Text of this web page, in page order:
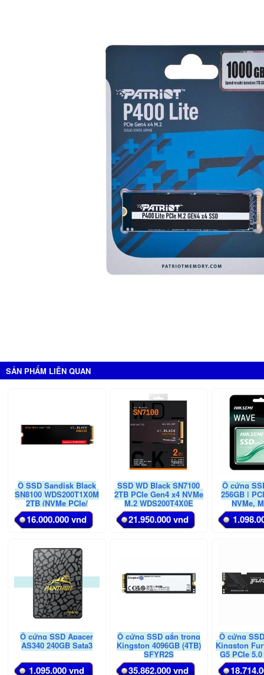
SẢN PHẨM LIÊN QUAN
Ổ SSD Sandisk Black
SN8100 WDS200T1X0M
2TB (NVMe PCIe/
Gen4x4 M2.2280/
14900MB/s/ 11000MB/s)
16.000.000 vnd
SSD WD Black SN7100
2TB PCIe Gen4 x4 NVMe
M.2 WDS200T4X0E
21.950.000 vnd
Ổ cứng
256GB |
NVMe,
Ổ cứng SSD Apacer
AS340 240GB Sata3
1.095.000 vnd
Ổ cứng SSD gắn trong
Kingston 4096GB (4TB)
SFYR2S
35.862.000 vnd
Ổ cứng
Kingston
G5 PCIe
2048GB